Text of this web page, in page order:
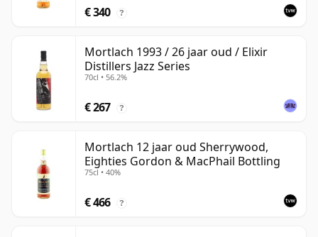
€ 340 ?
Mortlach 1993 / 26 jaar oud / Elixir
Distillers Jazz Series
70cl • 56.2%
€ 267 ?
Mortlach 12 jaar oud Sherrywood,
Eighties Gordon & MacPhail Bottling
75cl • 40%
€ 466 ?